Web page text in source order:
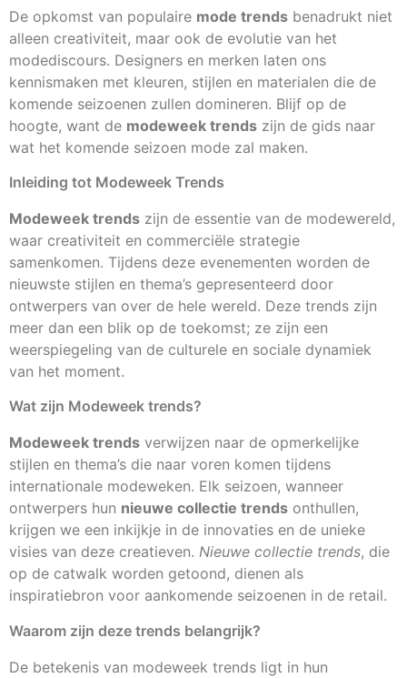
De opkomst van populaire mode trends benadrukt niet
alleen creativiteit, maar ook de evolutie van het
modediscours. Designers en merken laten ons
kennismaken met kleuren, stijlen en materialen die de
komende seizoenen zullen domineren. Blijf op de
hoogte, want de modeweek trends zijn de gids naar
wat het komende seizoen mode zal maken.
Inleiding tot Modeweek Trends
Modeweek trends zijn de essentie van de modewereld,
waar creativiteit en commerciële strategie
samenkomen. Tijdens deze evenementen worden de
nieuwste stijlen en thema’s gepresenteerd door
ontwerpers van over de hele wereld. Deze trends zijn
meer dan een blik op de toekomst; ze zijn een
weerspiegeling van de culturele en sociale dynamiek
van het moment.
Wat zijn Modeweek trends?
Modeweek trends verwijzen naar de opmerkelijke
stijlen en thema’s die naar voren komen tijdens
internationale modeweken. Elk seizoen, wanneer
ontwerpers hun nieuwe collectie trends onthullen,
krijgen we een inkijkje in de innovaties en de unieke
visies van deze creatieven. Nieuwe collectie trends, die
op de catwalk worden getoond, dienen als
inspiratiebron voor aankomende seizoenen in de retail.
Waarom zijn deze trends belangrijk?
De betekenis van modeweek trends ligt in hun